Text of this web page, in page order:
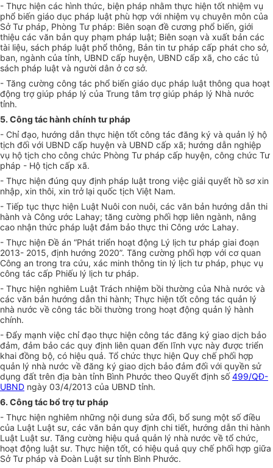
- Thực hiện các hình thức, biện pháp nhằm thực hiện tốt nhiệm vụ
phổ biến giáo dục pháp luật phù hợp với nhiệm vụ chuyên môn của
Sở Tư pháp, Phòng Tư pháp: Biên soạn đề cương phổ biến, giới
thiệu các văn bản quy phạm pháp luật; Biên soạn và xuất bản các
tài liệu, sách pháp luật phổ thông, Bản tin tư pháp cấp phát cho sở,
ban, ngành của tỉnh, UBND cấp huyện, UBND cấp xã, cho các tủ
sách pháp luật và người dân ở cơ sở.
- Tăng cường công tác phổ biến giáo dục pháp luật thông qua hoạt
động trợ giúp pháp lý của Trung tâm trợ giúp pháp lý Nhà nước
tỉnh.
5. Công tác hành chính tư pháp
- Chỉ đạo, hướng dẫn thực hiện tốt công tác đăng ký và quản lý hộ
tịch đối với UBND cấp huyện và UBND cấp xã; hướng dẫn nghiệp
vụ hộ tịch cho công chức Phòng Tư pháp cấp huyện, công chức Tư
pháp - Hộ tịch cấp xã.
- Thực hiện đúng quy định pháp luật trong việc giải quyết hồ sơ xin
nhập, xin thôi, xin trở lại quốc tịch Việt Nam.
- Tiếp tục thực hiện Luật Nuôi con nuôi, các văn bản hướng dẫn thi
hành và Công ước Lahay; tăng cường phối hợp liên ngành, nâng
cao nhận thức pháp luật đảm bảo thực thi Công ước Lahay.
- Thực hiện Đề án “Phát triển hoạt động Lý lịch tư pháp giai đoạn
2013- 2015, định hướng 2020”. Tăng cường phối hợp với cơ quan
Công an trong tra cứu, xác minh thông tin lý lịch tư pháp, phục vụ
công tác cấp Phiếu lý lịch tư pháp.
- Thực hiện nghiêm Luật Trách nhiệm bồi thường của Nhà nước và
các văn bản hướng dẫn thi hành; Thực hiện tốt công tác quản lý
nhà nước về công tác bồi thường trong hoạt động quản lý hành
chính.
- Đẩy mạnh việc chỉ đạo thực hiện công tác đăng ký giao dịch bảo
đảm, đảm bảo các quy định liên quan đến lĩnh vực này được triển
khai đồng bộ, có hiệu quả. Tổ chức thực hiện Quy chế phối hợp
quản lý nhà nước về đăng ký giao dịch bảo đảm đối với quyền sử
dụng đất trên địa bàn tỉnh Bình Phước theo Quyết định số499/QĐ-
UBND ngày 03/4/2013 của UBND tỉnh.
6. Công tác bổ trợ tư pháp
- Thực hiện nghiêm những nội dung sửa đổi, bổ sung một số điều
của Luật Luật sư, các văn bản quy định chi tiết, hướng dẫn thi hành
Luật Luật sư. Tăng cường hiệu quả quản lý nhà nước về tổ chức,
hoạt động luật sư. Thực hiện tốt, có hiệu quả quy chế phối hợp giữa
Sở Tư pháp và Đoàn Luật sư tỉnh Bình Phước.